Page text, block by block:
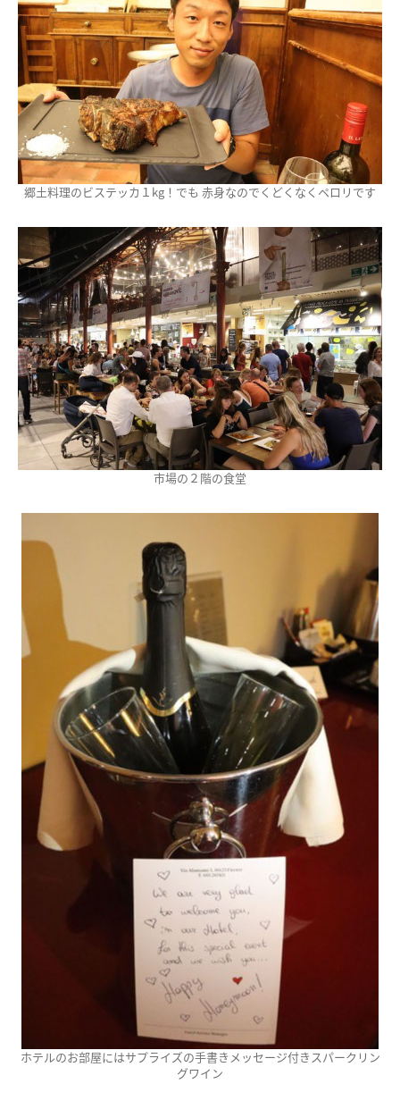
郷土料理のビステッカ１kg！でも 赤身なのでくどくなくペロリです
市場の２階の食堂
ホテルのお部屋にはサプライズの手書きメッセージ付きスパークリン
グワイン